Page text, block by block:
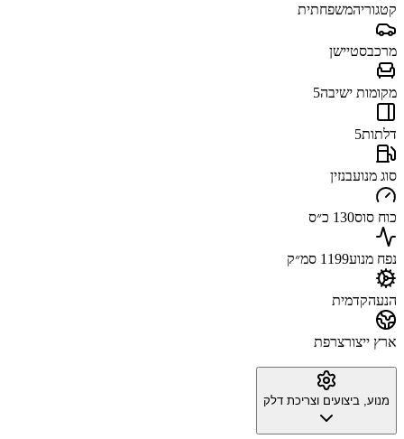
קטגוריהמשפחתית
מרכבסטיישן
מקומות ישיבה5
דלתות5
סוג מנועבנזין
כוח סוס130 כ״ס
נפח מנוע1199 סמ״ק
הנעהקדמית
ארץ ייצורצרפת
מנוע, ביצועים וצריכת דלק